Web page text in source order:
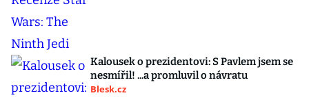
Kalousek o prezidentovi: S Pavlem jsem se
nesmířil! ...a promluvil o návratu
Blesk.cz